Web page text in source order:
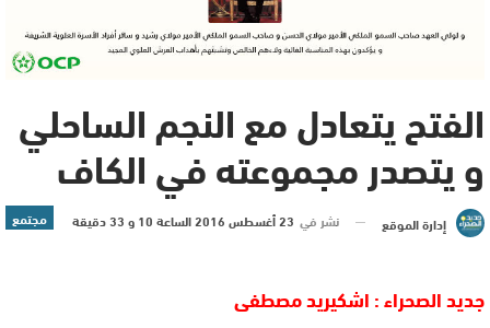
الفتح يتعادل مع النجم الساحلي
و يتصدر مجموعته في الكاف
مجتمع إدارة الموقع نشر في 23 أغسطس 2016 الساعة 10 و 33 دقيقة
جديد الصحراء : اشكيريد مصطفى